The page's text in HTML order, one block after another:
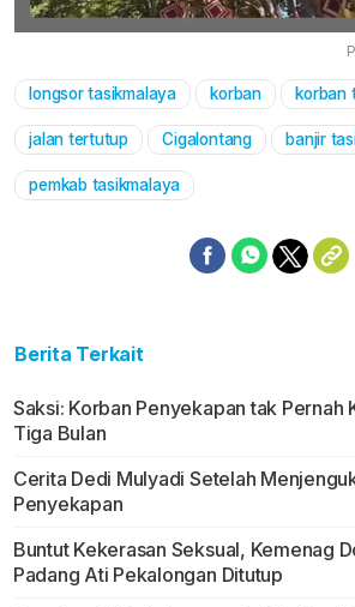
longsor tasikmalaya korban korban
jalan tertutup Cigalontang banjir
pemkab tasikmalaya
Berita Terkait
Saksi: Korban Penyekapan tak Pernah
Tiga Bulan
Cerita Dedi Mulyadi Setelah
Penyekapan
Buntut Kekerasan Seksual, Kemenag
Padang Ati Pekalongan Ditutup